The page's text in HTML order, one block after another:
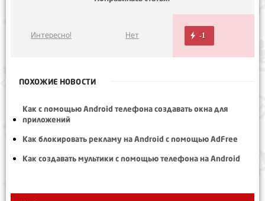
Интересно! Нет -1
ПОХОЖИЕ НОВОСТИ
Как с помощью Android телефона создавать окна для
приложений
Как блокировать рекламу на Android с помощью AdFree
Как создавать мультики с помощью телефона на Android